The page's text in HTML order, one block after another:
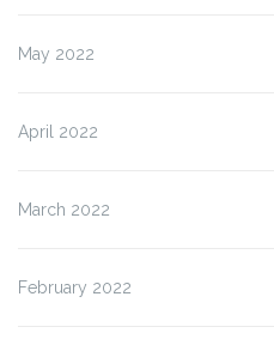
May 2022
April 2022
March 2022
February 2022